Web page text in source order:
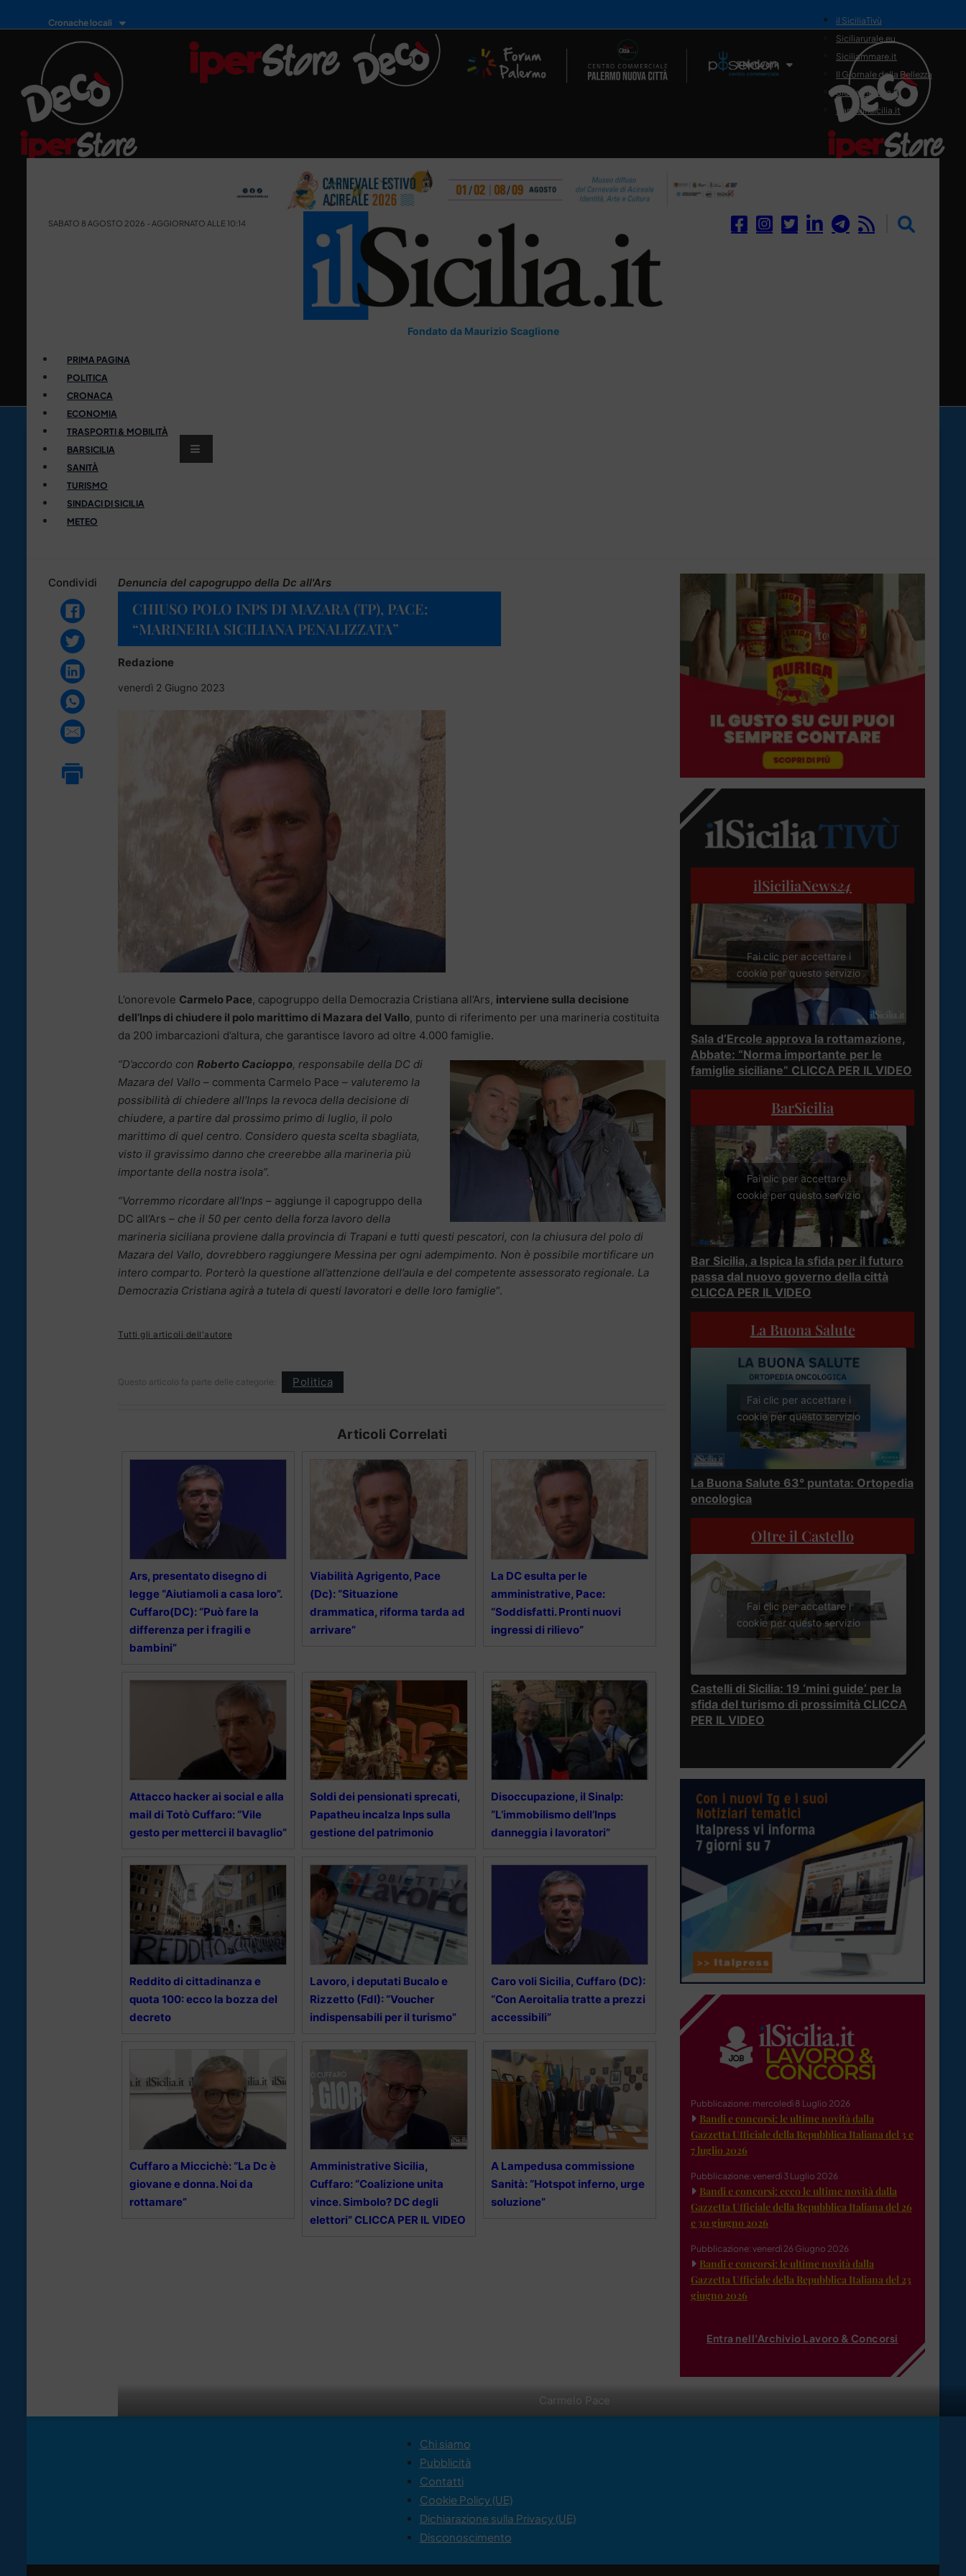
Cronache locali
Il Network
il SiciliaTivù
Siciliarurale.eu
Siciliammare.it
Il Giornale della Bellezza
Siciliamedica.it
Sanitainsicilia.it
SABATO 8 AGOSTO 2026 - AGGIORNATO ALLE 10:14
Fondato da Maurizio Scaglione
PRIMA PAGINA
POLITICA
CRONACA
ECONOMIA
TRASPORTI & MOBILITÀ
BARSICILIA
SANITÀ
TURISMO
SINDACI DI SICILIA
METEO
Condividi Denuncia del capogruppo della Dc all'Ars
CHIUSO POLO INPS DI MAZARA (TP), PACE:
“MARINERIA SICILIANA PENALIZZATA”
Redazione
venerdì 2 Giugno 2023
Carmelo Pace
L’onorevole Carmelo Pace, capogruppo della Democrazia Cristiana all’Ars, interviene sulla decisione
dell’Inps di chiudere il polo marittimo di Mazara del Vallo, punto di riferimento per una marineria costituita
da 200 imbarcazioni d’altura, che garantisce lavoro ad oltre 4.000 famiglie.
“D’accordo con Roberto Cacioppo, responsabile della DC di
Mazara del Vallo – commenta Carmelo Pace – valuteremo la
possibilità di chiedere all’Inps la revoca della decisione di
chiudere, a partire dal prossimo primo di luglio, il polo
marittimo di quel centro. Considero questa scelta sbagliata,
visto il gravissimo danno che creerebbe alla marineria più
importante della nostra isola”.
“Vorremmo ricordare all’Inps – aggiunge il capogruppo della
DC all’Ars – che il 50 per cento della forza lavoro della
marineria siciliana proviene dalla provincia di Trapani e tutti questi pescatori, con la chiusura del polo di
Mazara del Vallo, dovrebbero raggiungere Messina per ogni adempimento. Non è possibile mortificare un
intero comparto. Porterò la questione all’attenzione dell’aula e del competente assessorato regionale. La
Democrazia Cristiana agirà a tutela di questi lavoratori e delle loro famiglie“.
Tutti gli articoli dell'autore
Questo articolo fa parte delle categorie: Politica
Articoli Correlati
Ars, presentato disegno di
legge “Aiutiamoli a casa loro”.
Cuffaro(DC): “Può fare la
differenza per i fragili e
bambini”
Viabilità Agrigento, Pace
(Dc): “Situazione
drammatica, riforma tarda ad
arrivare”
La DC esulta per le
amministrative, Pace:
“Soddisfatti. Pronti nuovi
ingressi di rilievo”
Attacco hacker ai social e alla
mail di Totò Cuffaro: “Vile
gesto per metterci il bavaglio”
Soldi dei pensionati sprecati,
Papatheu incalza Inps sulla
gestione del patrimonio
Disoccupazione, il Sinalp:
“L’immobilismo dell’Inps
danneggia i lavoratori”
Reddito di cittadinanza e
quota 100: ecco la bozza del
decreto
Lavoro, i deputati Bucalo e
Rizzetto (FdI): “Voucher
indispensabili per il turismo”
Caro voli Sicilia, Cuffaro (DC):
“Con Aeroitalia tratte a prezzi
accessibili”
Cuffaro a Miccichè: “La Dc è
giovane e donna. Noi da
rottamare”
Amministrative Sicilia,
Cuffaro: “Coalizione unita
vince. Simbolo? DC degli
elettori” CLICCA PER IL VIDEO
A Lampedusa commissione
Sanità: “Hotspot inferno, urge
soluzione”
ilSiciliaNews24
Fai clic per accettare i
cookie per questo servizio
Sala d’Ercole approva la rottamazione,
Abbate: “Norma importante per le
famiglie siciliane” CLICCA PER IL VIDEO
BarSicilia
Fai clic per accettare i
cookie per questo servizio
Bar Sicilia, a Ispica la sfida per il futuro
passa dal nuovo governo della città
CLICCA PER IL VIDEO
La Buona Salute
Fai clic per accettare i
cookie per questo servizio
La Buona Salute 63° puntata: Ortopedia
oncologica
Oltre il Castello
Fai clic per accettare i
cookie per questo servizio
Castelli di Sicilia: 19 ‘mini guide’ per la
sfida del turismo di prossimità CLICCA
PER IL VIDEO
Pubblicazione: mercoledì 8 Luglio 2026
Bandi e concorsi: le ultime novità dalla
Gazzetta Ufficiale della Repubblica Italiana del 3 e
7 luglio 2026
Pubblicazione: venerdì 3 Luglio 2026
Bandi e concorsi: ecco le ultime novità dalla
Gazzetta Ufficiale della Repubblica Italiana del 26
e 30 giugno 2026
Pubblicazione: venerdì 26 Giugno 2026
Bandi e concorsi: le ultime novità dalla
Gazzetta Ufficiale della Repubblica Italiana del 23
giugno 2026
Entra nell'Archivio Lavoro & Concorsi
Chi siamo
Pubblicità
Contatti
Cookie Policy (UE)
Dichiarazione sulla Privacy (UE)
Disconoscimento